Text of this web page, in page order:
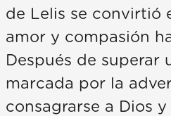
de Lelis se convirtió
amor y compasión
Después de superar
marcada por la
consagrarse a Dios